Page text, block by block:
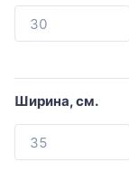
Azario
Black&White
Ширина, см.